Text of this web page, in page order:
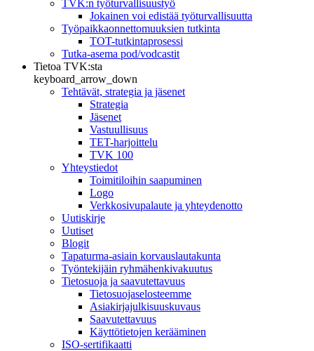
TVK:n työturvallisuustyö
Jokainen voi edistää työturvallisuutta
Työpaikkaonnettomuuksien tutkinta
TOT-tutkintaprosessi
Tutka-asema pod/vodcastit
Tietoa TVK:sta
keyboard_arrow_down
Tehtävät, strategia ja jäsenet
Strategia
Jäsenet
Vastuullisuus
TET-harjoittelu
TVK 100
Yhteystiedot
Toimitiloihin saapuminen
Logo
Verkkosivupalaute ja yhteydenotto
Uutiskirje
Uutiset
Blogit
Tapaturma-asiain korvauslautakunta
Työntekijäin ryhmähenkivakuutus
Tietosuoja ja saavutettavuus
Tietosuojaselosteemme
Asiakirjajulkisuuskuvaus
Saavutettavuus
Käyttötietojen kerääminen
ISO-sertifikaatti